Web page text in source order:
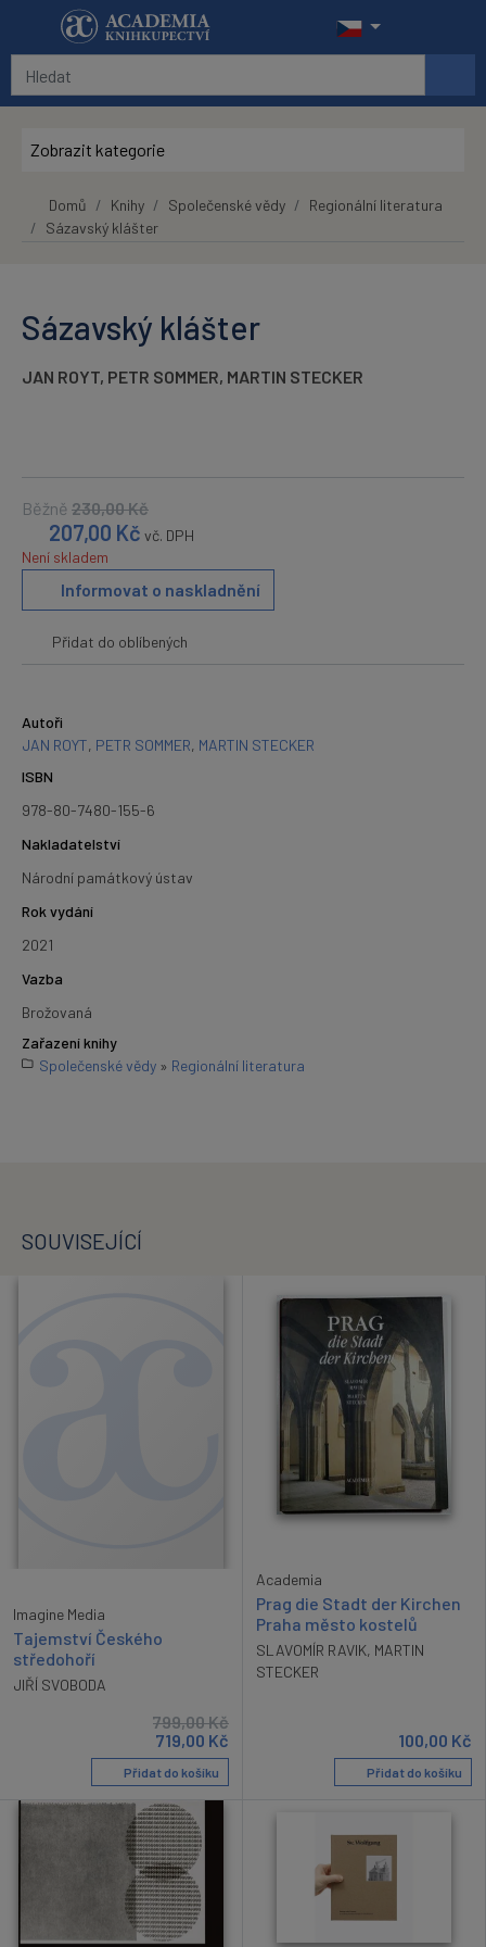
Přeskočit na hlavní obsah
Zobrazit kategorie
Domů Knihy Společenské vědy
Regionální literatura
Sázavský klášter
Sázavský klášter
JAN ROYT, PETR SOMMER, MARTIN STECKER
Běžně 230,00Kč
207,00 Kč vč. DPH
Není skladem
Informovat o naskladnění
Přidat do oblíbených
Autoři
JAN ROYT, PETR SOMMER, MARTIN STECKER
ISBN
978-80-7480-155-6
Nakladatelství
Národní památkový ústav
Rok vydání
2021
Vazba
Brožovaná
Zařazení knihy
Společenské vědy » Regionální literatura
SOUVISEJÍCÍ
Imagine Media
Tajemství Českého
středohoří
JIŘÍ SVOBODA
799,00Kč
719,00 Kč
Přidat do košíku
Academia
Prag die Stadt der Kirchen
Praha město kostelů
SLAVOMÍR RAVIK, MARTIN
STECKER
100,00 Kč
Přidat do košíku